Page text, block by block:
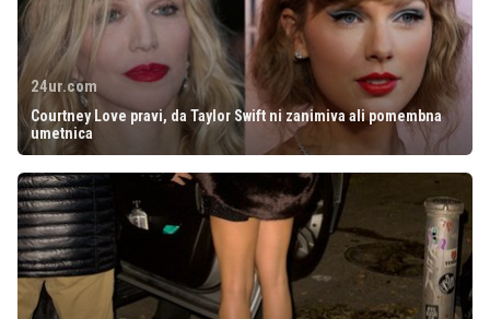
24ur.com
Courtney Love pravi, da Taylor Swift ni zanimiva ali pomembna
umetnica